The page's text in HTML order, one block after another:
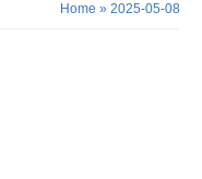
Home » 2025-05-08